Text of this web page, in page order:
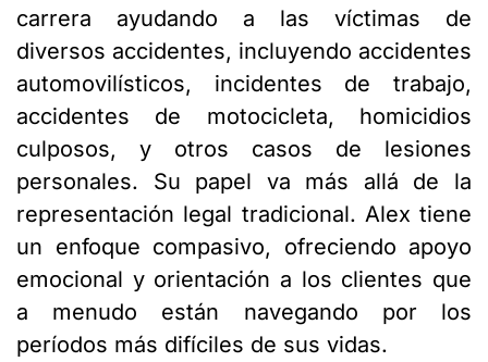
carrera ayudando a las víctimas de
diversos accidentes, incluyendo accidentes
automovilísticos, incidentes de trabajo,
accidentes de motocicleta, homicidios
culposos, y otros casos de lesiones
personales. Su papel va más allá de la
representación legal tradicional. Alex tiene
un enfoque compasivo, ofreciendo apoyo
emocional y orientación a los clientes que
a menudo están navegando por los
períodos más difíciles de sus vidas.